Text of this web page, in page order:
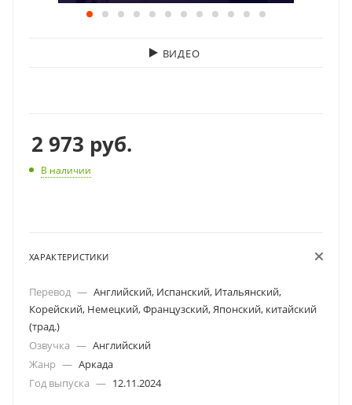
ВИДЕО
2 973 руб.
В наличии
ХАРАКТЕРИСТИКИ
Перевод — Английский, Испанский, Итальянский,
Корейский, Немецкий, Французский, Японский, китайский
(трад.)
Озвучка — Английский
Жанр — Аркада
Год выпуска — 12.11.2024